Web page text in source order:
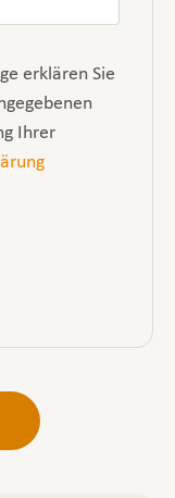
erklären Sie
Ihrer